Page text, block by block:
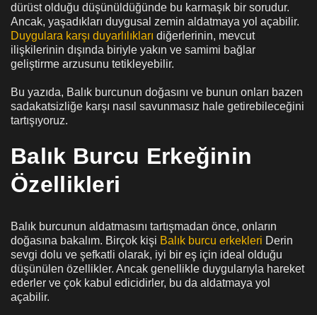
dürüst olduğu düşünüldüğünde bu karmaşık bir sorudur.
Ancak, yaşadıkları duygusal zemin aldatmaya yol açabilir.
Duygulara karşı duyarlılıkları diğerlerinin, mevcut
ilişkilerinin dışında biriyle yakın ve samimi bağlar
geliştirme arzusunu tetikleyebilir.
Bu yazıda, Balık burcunun doğasını ve bunun onları bazen
sadakatsizliğe karşı nasıl savunmasız hale getirebileceğini
tartışıyoruz.
Balık Burcu Erkeğinin
Özellikleri
Balık burcunun aldatmasını tartışmadan önce, onların
doğasına bakalım. Birçok kişi Balık burcu erkekleri Derin
sevgi dolu ve şefkatli olarak, iyi bir eş için ideal olduğu
düşünülen özellikler. Ancak genellikle duygularıyla hareket
ederler ve çok kabul edicidirler, bu da aldatmaya yol
açabilir.